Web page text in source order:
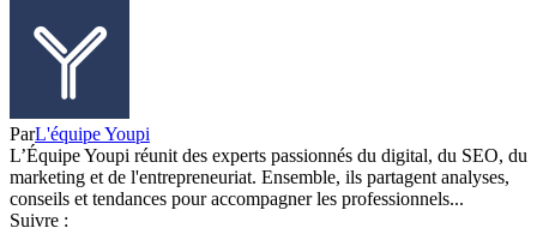
ParL'équipe Youpi
L’Équipe Youpi réunit des experts passionnés du digital, du SEO, du
marketing et de l'entrepreneuriat. Ensemble, ils partagent analyses,
conseils et tendances pour accompagner les professionnels...
Suivre :